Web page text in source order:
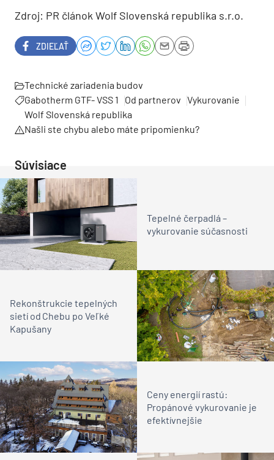
Zdroj: PR článok Wolf Slovenská republika s.r.o.
ZDIEĽAŤ
Technické zariadenia budov
Gabotherm GTF- VSS 1
Od partnerov Vykurovanie
Wolf Slovenská republika
Našli ste chybu alebo máte pripomienku?
Súvisiace
Tepelné čerpadlá –
vykurovanie súčasnosti
Rekonštrukcie tepelných
sietí od Chebu po Veľké
Kapušany
Ceny energií rastú:
Propánové vykurovanie je
efektívnejšie